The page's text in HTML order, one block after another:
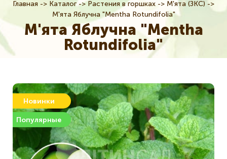
Строка
навигации
Главная Каталог Растения в горшках
М'ята (ЗКС)
М'ята Яблучна "Mentha Rotundifolia"
М'ята Яблучна "Mentha
Rotundifolia"
Новинки
Популярные